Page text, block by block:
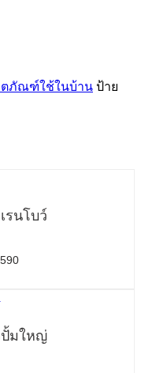
ตภัณฑ์ใช้ในบ้าน ป้าย
รนโบว์
มใหญ่